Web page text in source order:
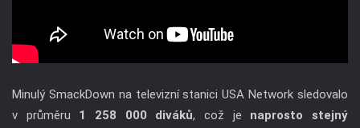
Minulý SmackDown na televizní stanici USA Network sledovalo
v průměru 1 258 000 diváků, což je naprosto stejný